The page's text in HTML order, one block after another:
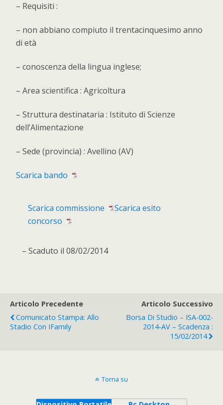
– Requisiti :
– non abbiano compiuto il trentacinquesimo anno
di età
– conoscenza della lingua inglese;
– Area scientifica : Agricoltura
– Struttura destinataria : Istituto di Scienze
dell’Alimentazione
– Sede (provincia) : Avellino (AV)
Scarica bando
Scarica commissione
Scarica esito
concorso
– Scaduto il 08/02/2014
Articolo Precedente
Comunicato Stampa: Allo
Stadio Con IFamily
Articolo Successivo
Borsa Di Studio – ISA-002-
2014-AV – Scadenza :
15/02/2014
Torna su